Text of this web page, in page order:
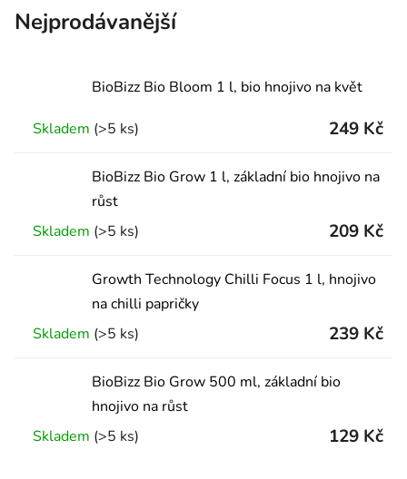
Nejprodávanější
BioBizz Bio Bloom 1 l, bio hnojivo na květ
Skladem (>5 ks) 249 Kč
BioBizz Bio Grow 1 l, základní bio hnojivo na
růst
Skladem (>5 ks) 209 Kč
Growth Technology Chilli Focus 1 l, hnojivo
na chilli papričky
Skladem (>5 ks) 239 Kč
BioBizz Bio Grow 500 ml, základní bio
hnojivo na růst
Skladem (>5 ks) 129 Kč